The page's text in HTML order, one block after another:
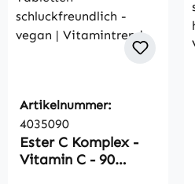
Artikelnummer:
4035090
Ester C Komplex -
Vitamin C - 90